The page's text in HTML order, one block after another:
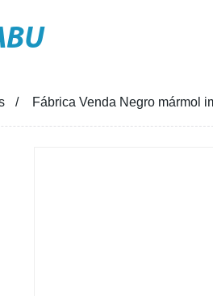
Fábrica Venda Negro mármol